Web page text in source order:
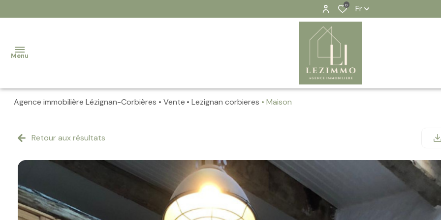
0 Fr
Menu
Nos
biens
Contact
Notre
équipe
Agence immobilière Lézignan-Corbières Vente Lezignan corbieres Maison
Retour aux résultats